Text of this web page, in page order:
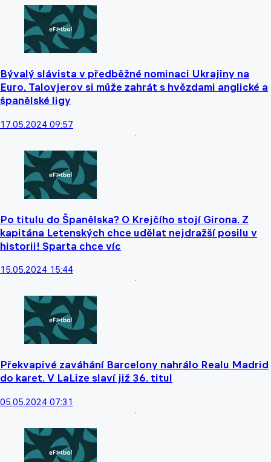
Bývalý slávista v předběžné nominaci Ukrajiny na
Euro. Talovjerov si může zahrát s hvězdami anglické a
španělské ligy
17.05.2024 09:57
Po titulu do Španělska? O Krejčího stojí Girona. Z
kapitána Letenských chce udělat nejdražší posilu v
historii! Sparta chce víc
15.05.2024 15:44
Překvapivé zaváhání Barcelony nahrálo Realu Madrid
do karet. V LaLize slaví již 36. titul
05.05.2024 07:31